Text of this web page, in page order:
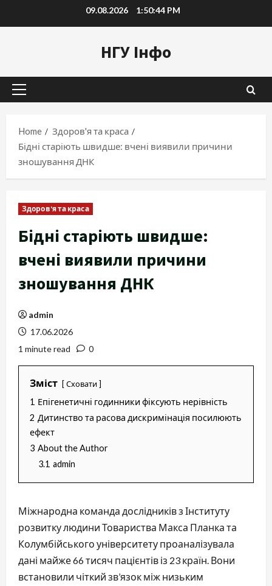
to
09.08.2026 1:50:45 PM
НГУ Інфо
Primary
Home
Здоров'я та краса
Бідні старіють швидше: вчені виявили причини
зношування ДНК
Здоров'я та краса
Бідні старіють швидше:
вчені виявили причини
зношування ДНК
admin
17.06.2026
1 minute read
0
Зміст Сховати
1 Епігенетичні годинники фіксують нерівність
2 Дитинство та расова дискримінація посилюють
ефект
3 About the Author
3.1 admin
Міжнародна команда дослідників з Інституту
розвитку людини Товариства Макса Планка та
Колумбійського університету проаналізувала
дані майже 66 тисяч пацієнтів із 23 країн. Вони
встановили чіткий зв’язок між низьким